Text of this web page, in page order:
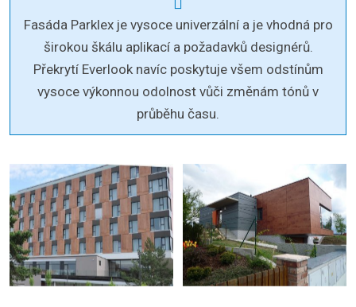
Fasáda Parklex je vysoce univerzální a je vhodná pro
širokou škálu aplikací a požadavků designérů.
Překrytí Everlook navíc poskytuje všem odstínům
vysoce výkonnou odolnost vůči změnám tónů v
průběhu času.